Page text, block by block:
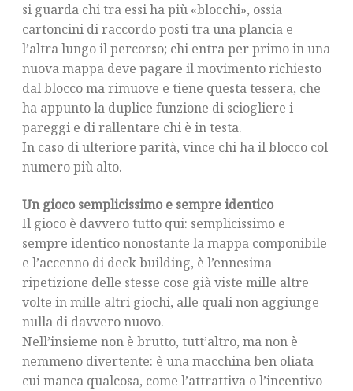
si guarda chi tra essi ha più «blocchi», ossia
cartoncini di raccordo posti tra una plancia e
l’altra lungo il percorso; chi entra per primo in una
nuova mappa deve pagare il movimento richiesto
dal blocco ma rimuove e tiene questa tessera, che
ha appunto la duplice funzione di sciogliere i
pareggi e di rallentare chi è in testa.
In caso di ulteriore parità, vince chi ha il blocco col
numero più alto.
Un gioco semplicissimo e sempre identico
Il gioco è davvero tutto qui: semplicissimo e
sempre identico nonostante la mappa componibile
e l’accenno di deck building, è l’ennesima
ripetizione delle stesse cose già viste mille altre
volte in mille altri giochi, alle quali non aggiunge
nulla di davvero nuovo.
Nell’insieme non è brutto, tutt’altro, ma non è
nemmeno divertente: è una macchina ben oliata
cui manca qualcosa, come l’attrattiva o l’incentivo